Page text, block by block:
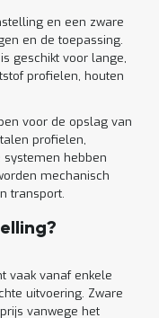
en een zware
en de toepassing.
geschikt voor lange,
profielen, houten
voor de opslag van
profielen,
systemen hebben
mechanisch
transport.
vaak vanaf enkele
uitvoering. Zware
vanwege het